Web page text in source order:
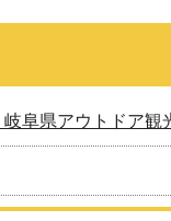
阜県アウトドア観